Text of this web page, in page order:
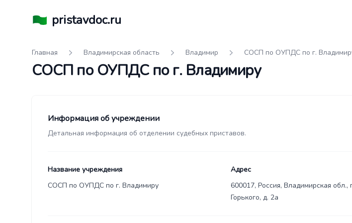
pristavdoc.ru
Главная Владимирская область Владимир СОСП по ОУПДС по г.
СОСП по ОУПДС по г. Владимиру
Информация об учреждении
Детальная информация об отделении судебных приставов.
Название учреждения
СОСП по ОУПДС по г. Владимиру
Адрес
600017, Россия, Владимирская обл.,
Горького, д. 2а